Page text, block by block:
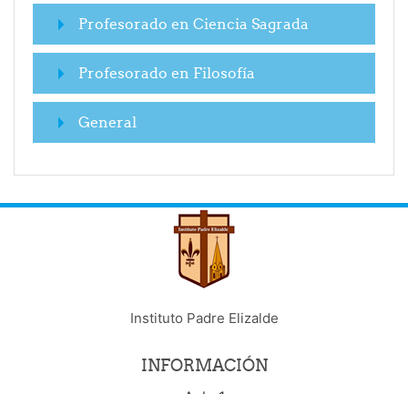
Profesorado en Ciencia Sagrada
Profesorado en Filosofía
General
Instituto Padre Elizalde
INFORMACIÓN